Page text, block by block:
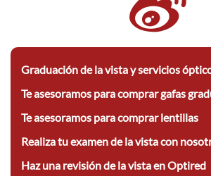
Graduación de la vista y servicios
Te asesoramos para comprar gafas
Te asesoramos para comprar lentillas
Realiza tu examen de la vista con
Haz una revisión de la vista en Optired